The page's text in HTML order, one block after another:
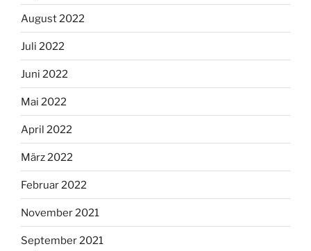
August 2022
Juli 2022
Juni 2022
Mai 2022
April 2022
März 2022
Februar 2022
November 2021
September 2021